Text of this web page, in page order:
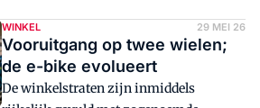
tweewielerbranche.
voorspelt PedalPro. Met een taxatietool
helpt PedalPro snel de juiste
inruilwaarde te bepalen. Desgewenst
neemt het bedrijf de occasions over, wat
WINKEL 29 MEI 26
Vooruitgang op twee wielen;
de e-bike evolueert
De winkelstraten zijn inmiddels